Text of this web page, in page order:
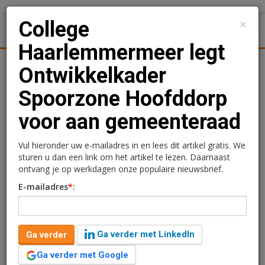
Uitgelicht Achtergronden Woningmarkt
College Haarlemmermeer
legt Ontwikkelkader
Spoorzone Hoofddorp
voor aan gemeenteraad
Het college van burgemeester en wethouders van de
gemeente Haarlemmermeer heeft de gemeenteraad
×
College
Haarlemmermeer legt
Ontwikkelkader
Spoorzone Hoofddorp
voor aan gemeenteraad
Vul hieronder uw e-mailadres in en lees dit artikel gratis. We
sturen u dan een link om het artikel te lezen. Daarnaast
ontvang je op werkdagen onze populaire nieuwsbrief.
E-mailadres*:
Ga verder
Ga verder met LinkedIn
Ga verder met Google